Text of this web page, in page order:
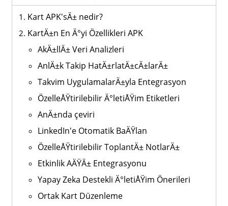
Kart APK'sÄ± nedir?
KartÄ±n En Ä°yi Özellikleri APK
AkÄ±llÄ± Veri Analizleri
AnlÄ±k Takip HatÄ±rlatÄ±cÄ±larÄ±
Takvim UygulamalarÄ±yla Entegrasyon
ÖzelleÅŸtirilebilir Ä°letiÅŸim Etiketleri
AnÄ±nda çeviri
LinkedIn'e Otomatik BaÄŸlan
ÖzelleÅŸtirilebilir ToplantÄ± NotlarÄ±
Etkinlik AÄŸÄ± Entegrasyonu
Yapay Zeka Destekli Ä°letiÅŸim Önerileri
Ortak Kart Düzenleme